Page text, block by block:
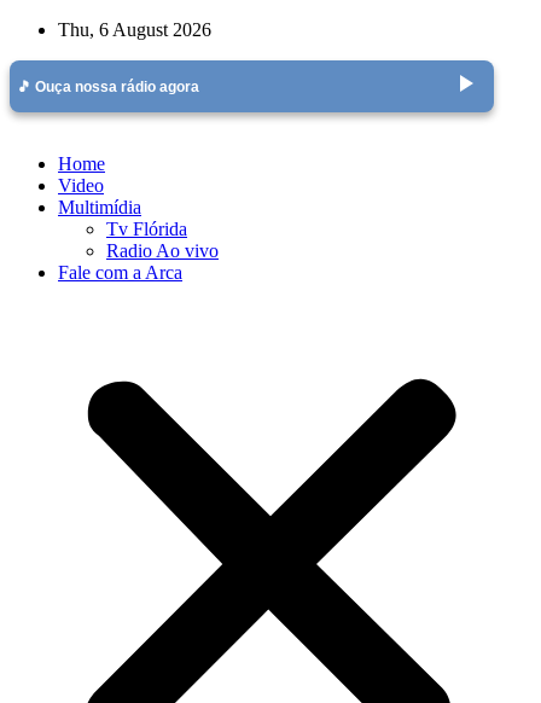
Skip
content
Thu, 6 August 2026
🎵 Ouça nossa rádio agora play_arrow
Home
Video
Multimídia
Tv Flórida
Radio Ao vivo
Fale com a Arca